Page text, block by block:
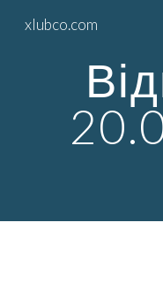
Skip to main content
xlubco.com